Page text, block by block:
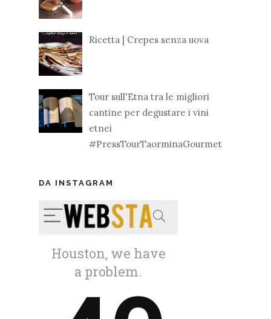
Ricetta | Crepes senza uova
Tour sull'Etna tra le migliori
cantine per degustare i vini
etnei
#PressTourTaorminaGourmet
DA INSTAGRAM